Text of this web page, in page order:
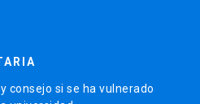
consejo si se ha vulnerado